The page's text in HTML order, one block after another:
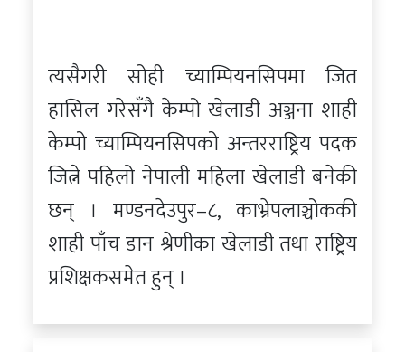
त्यसैगरी सोही च्याम्पियनसिपमा जित
हासिल गरेसँगै केम्पो खेलाडी अञ्जना शाही
केम्पो च्याम्पियनसिपको अन्तरराष्ट्रिय पदक
जित्ने पहिलो नेपाली महिला खेलाडी बनेकी
छन् । मण्डनदेउपुर–८, काभ्रेपलाञ्चोककी
शाही पाँच डान श्रेणीका खेलाडी तथा राष्ट्रिय
प्रशिक्षकसमेत हुन् ।